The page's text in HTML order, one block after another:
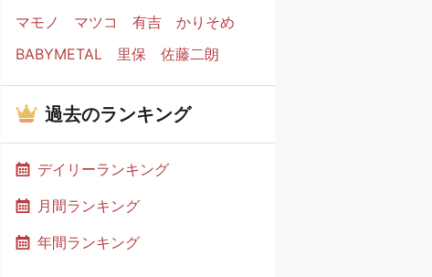
マモノ
マツコ 有吉
かりそめ
BABYMETAL
里保 佐藤二朗
過去のランキング
デイリーランキング
月間ランキング
年間ランキング